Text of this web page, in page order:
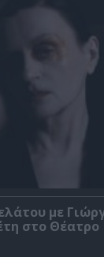
με
στο Θέατρο